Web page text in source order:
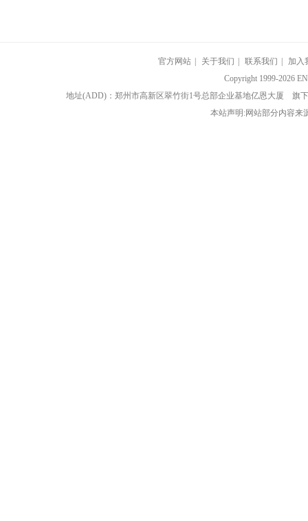
官方网站 关于我们 联系我们
加入
Copyright 1999-2026
地址(ADD)：郑州市高新区翠竹街1号总部企业基地亿恩大厦 旗
本站声明:网站部分内容来